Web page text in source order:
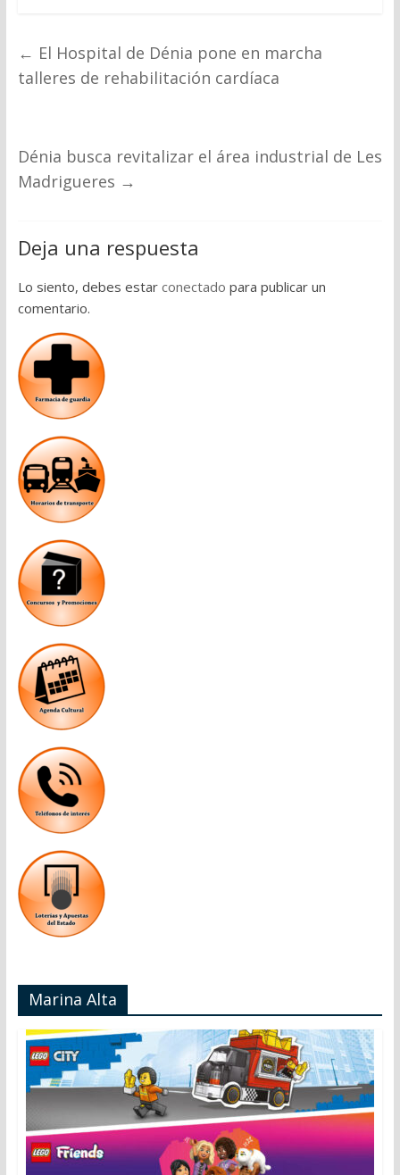
← El Hospital de Dénia pone en marcha
talleres de rehabilitación cardíaca
Dénia busca revitalizar el área industrial de Les
Madrigueres →
Deja una respuesta
Lo siento, debes estar conectado para publicar un
comentario.
Marina Alta